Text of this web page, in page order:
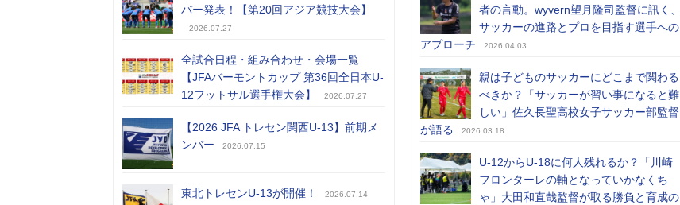
バー発表！【第20回アジア競技大会】
2026.07.27
全試合日程・組み合わせ・会場一覧
【JFAバーモントカップ 第36回全日本U-
12フットサル選手権大会】
2026.07.27
【2026 JFA トレセン関西U-13】前期メ
ンバー
2026.07.15
東北トレセンU-13が開催！ 2026.07.14
者の言動。wyvern望月隆司監督に訊く、
サッカーの進路とプロを目指す選手への
アプローチ
2026.04.03
親は子どものサッカーにどこまで関わる
べきか？「サッカーが習い事になると難
しい」佐久長聖高校女子サッカー部監督
が語る
2026.03.18
U-12からU-18に何人残れるか？「川崎
フロンターレの軸となっていかなくち
ゃ」大田和直哉監督が取る勝負と育成の